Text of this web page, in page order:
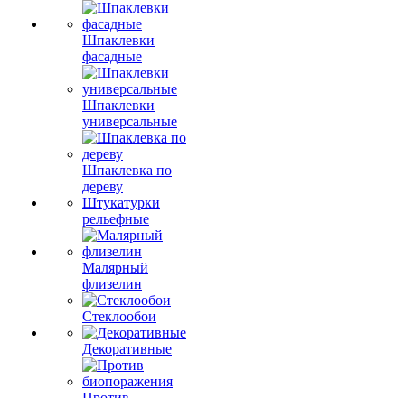
Шпаклевки
фасадные
Шпаклевки
универсальные
Шпаклевка по
дереву
Штукатурки
рельефные
Малярный
флизелин
Стеклообои
Декоративные